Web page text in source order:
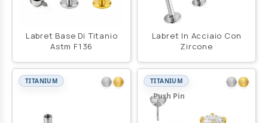
Labret Base Di Titanio
Astm F136
Labret In Acciaio Con
Zircone
TITANIUM TITANIUM
Push Pin